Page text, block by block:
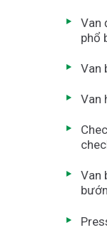
Van
phổ
Van
Van
Van